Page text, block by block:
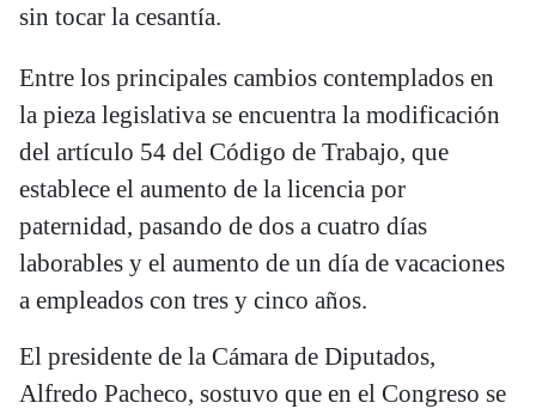
sin tocar la cesantía.
Entre los principales cambios contemplados en
la pieza legislativa se encuentra la modificación
del artículo 54 del Código de Trabajo, que
establece el aumento de la licencia por
paternidad, pasando de dos a cuatro días
laborables y el aumento de un día de vacaciones
a empleados con tres y cinco años.
El presidente de la Cámara de Diputados,
Alfredo Pacheco, sostuvo que en el Congreso se